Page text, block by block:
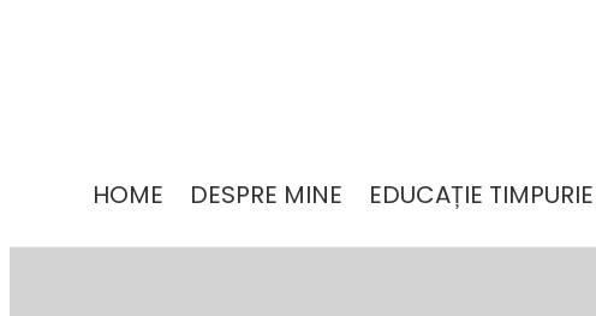
HOME DESPRE MINE EDUCAȚIE TIMPURIE